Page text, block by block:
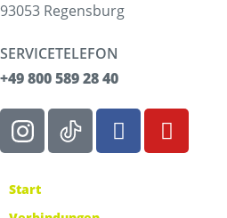
93053 Regensburg
SERVICETELEFON
+49 800 589 28 40
Start